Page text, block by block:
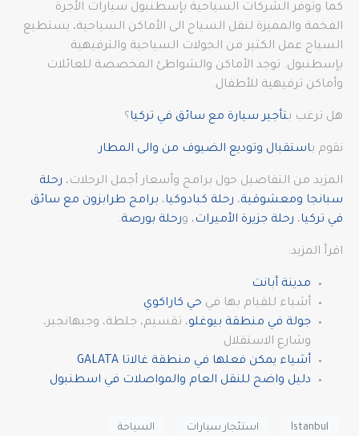
كما وتوفر الشركات السياحية بإسطنبول سيارات الأجرة
الفخمة والمميزة لنقل السياح الى الأماكن السياحية، يستطيع
السياح عمل الكثير من الجولات السياحية والترفيهية
بإسطنبول. توجد الأماكن والشواطئ المخصصة للعائلات
وأماكن ترفيهية للأطفال.
هل ترغب بتأجير سيارة مع سائق في تركيا ؟
نقوم باستقبال وتوديع الضيوف من والى المطار.
المزيد من التفاصيل حول برامج وأسعار أجمل الرحلات، رحلة
سبانجا ومعشوقية، رحلة كبادوكيا، برامج طرابزون مع سائق
في تركيا، رحلة جزيرة الأميرات، ورحلة بورصة.
اقرأ المزيد:
مدينة أبانت
أشياء للقيام بها في حي كاراكوي
جولة في منطقة بيوغلو، تقسيم، جلطة، وجيهانجير،
وشارع الاستقلال
أشياء يمكن فعلها في منطقة غالاتا GALATA
دليل واضح للنقل العام والمواصلات في اسطنبول
Istanbul استئجار سيارات السياحة